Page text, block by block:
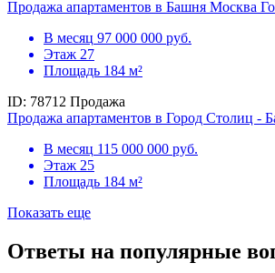
Продажа апартаментов в Башня Москва
В месяц 97 000 000 руб.
Этаж 27
Площадь 184 м²
ID: 78712 Продажа
Продажа апартаментов в Город Столиц -
В месяц 115 000 000 руб.
Этаж 25
Площадь 184 м²
Показать еще
Ответы на популярные